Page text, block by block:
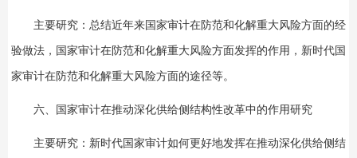
主要研究：总结近年来国家审计在防范和化解重大风险方面的经
验做法，国家审计在防范和化解重大风险方面发挥的作用，新时代国
家审计在防范和化解重大风险方面的途径等。
六、国家审计在推动深化供给侧结构性改革中的作用研究
主要研究：新时代国家审计如何更好地发挥在推动深化供给侧结